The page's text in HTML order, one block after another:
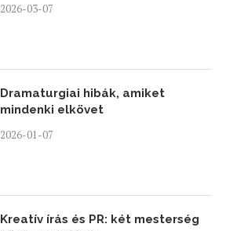
2026-03-07
Dramaturgiai hibák, amiket
mindenki elkövet
2026-01-07
Kreatív írás és PR: két mesterség